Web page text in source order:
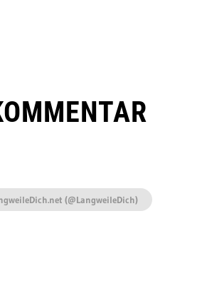
(@LangweileDich)